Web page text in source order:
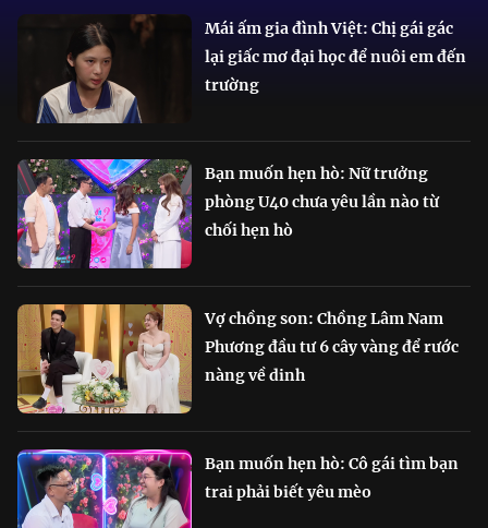
Mái ấm gia đình Việt: Chị gái gác
lại giấc mơ đại học để nuôi em đến
trường
Bạn muốn hẹn hò: Nữ trưởng
phòng U40 chưa yêu lần nào từ
chối hẹn hò
Vợ chồng son: Chồng Lâm Nam
Phương đầu tư 6 cây vàng để rước
nàng về dinh
Bạn muốn hẹn hò: Cô gái tìm bạn
trai phải biết yêu mèo